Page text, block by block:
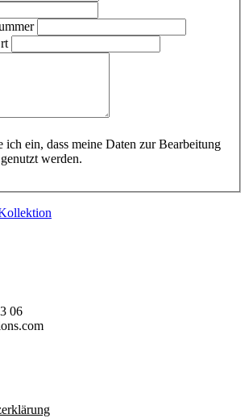
ein, dass meine Daten zur Bearbeitung
werden.
06